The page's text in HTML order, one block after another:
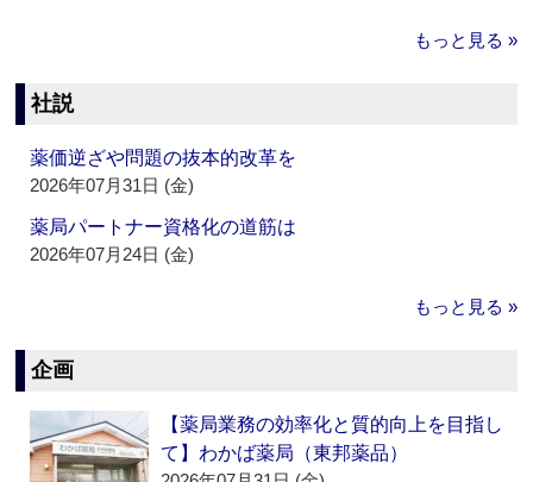
もっと見る »
社説
薬価逆ざや問題の抜本的改革を
2026年07月31日 (金)
薬局パートナー資格化の道筋は
2026年07月24日 (金)
もっと見る »
企画
【薬局業務の効率化と質的向上を目指し
て】わかば薬局（東邦薬品）